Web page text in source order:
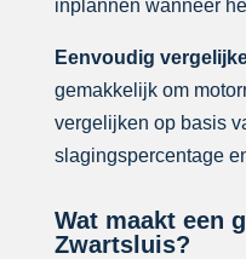
inplannen wanneer
Eenvoudig
gemakkelijk om
vergelijken op basis
slagingspercentage
Wat maakt een
Zwartsluis?